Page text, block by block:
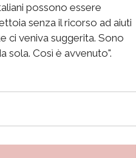
possono essere
senza il ricorso ad aiuti
ci veniva suggerita. Sono
sola. Così è avvenuto".